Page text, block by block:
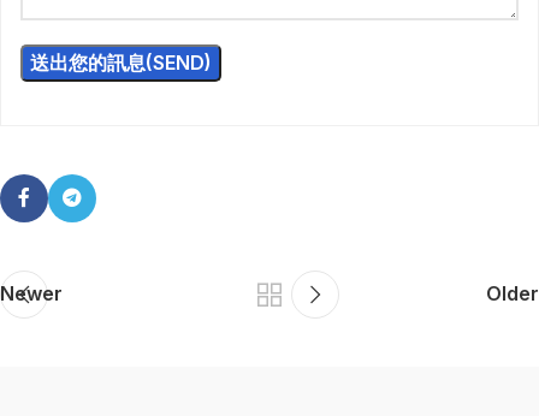
Newer Older